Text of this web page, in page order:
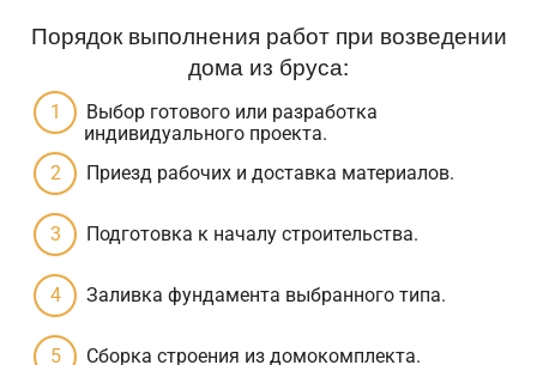
Порядок выполнения работ при возведении
дома из бруса:
Выбор готового или разработка
индивидуального проекта.
Приезд рабочих и доставка материалов.
Подготовка к началу строительства.
Заливка фундамента выбранного типа.
Сборка строения из домокомплекта.